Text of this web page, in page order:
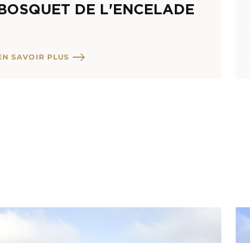
DE L'ENCELADE
SAVOIR PLUS